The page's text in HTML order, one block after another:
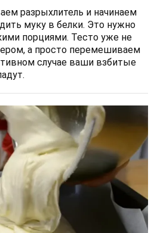
разрыхлитель и начинаем
муку в белки. Это нужно
порциями. Тесто уже не
а просто перемешиваем
случае ваши взбитые